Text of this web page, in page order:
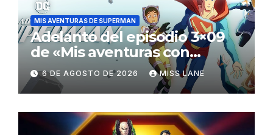
MIS AVENTURAS DE SUPERMAN
Adelanto del episodio 3×09
de «Mis aventuras con
Superman»
6 DE AGOSTO DE 2026 MISS LANE